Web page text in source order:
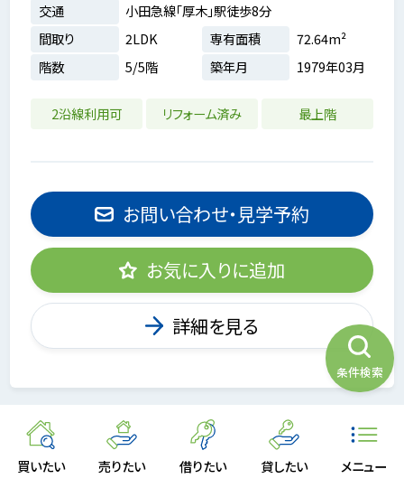
買いたい 売りたい 借りたい 貸したい メニュー
交通
小田急線「厚木」駅徒歩8分
間取り
2LDK 専有面積
72.64m²
階数
5/5階 築年月 1979年03月
2沿線利用可 リフォーム済み 最上階
お問い合わせ・見学予約
お気に入りに追加
詳細を見る
条件検索